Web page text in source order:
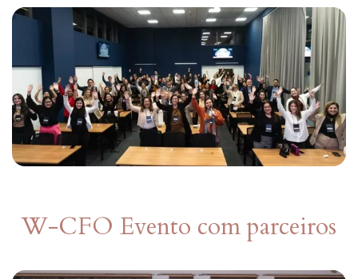
W-CFO Evento com parceiros